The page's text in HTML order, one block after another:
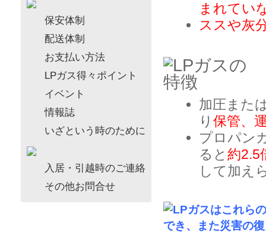
まれてい
ススや灰
加圧また
り 保管、
プロパン
ると 約2.5
して加え
保安体制
配送体制
お支払い方法
LPガス得々ポイント
イベント
情報誌
いざという時のために
入居・引越時のご連絡
その他お問合せ